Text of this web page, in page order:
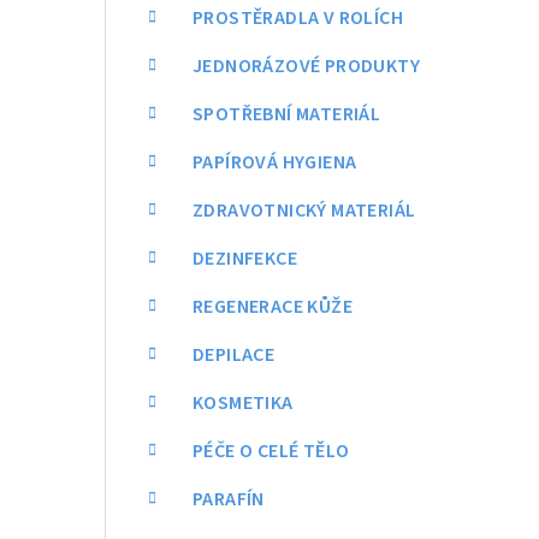
PROSTĚRADLA V ROLÍCH
JEDNORÁZOVÉ PRODUKTY
SPOTŘEBNÍ MATERIÁL
PAPÍROVÁ HYGIENA
ZDRAVOTNICKÝ MATERIÁL
DEZINFEKCE
REGENERACE KŮŽE
DEPILACE
KOSMETIKA
PÉČE O CELÉ TĚLO
PARAFÍN